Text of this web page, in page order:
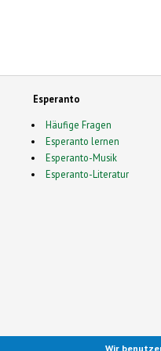
Esperanto
Häufige Fragen
Esperanto lernen
Esperanto-Musik
Esperanto-Literatur
Wir